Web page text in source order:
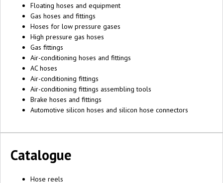
Floating hoses and equipment
Gas hoses and fittings
Hoses for low pressure gases
High pressure gas hoses
Gas fittings
Air-conditioning hoses and fittings
AC hoses
Air-conditioning fittings
Air-conditioning fittings assembling tools
Brake hoses and fittings
Automotive silicon hoses and silicon hose connectors
Catalogue
Hose reels